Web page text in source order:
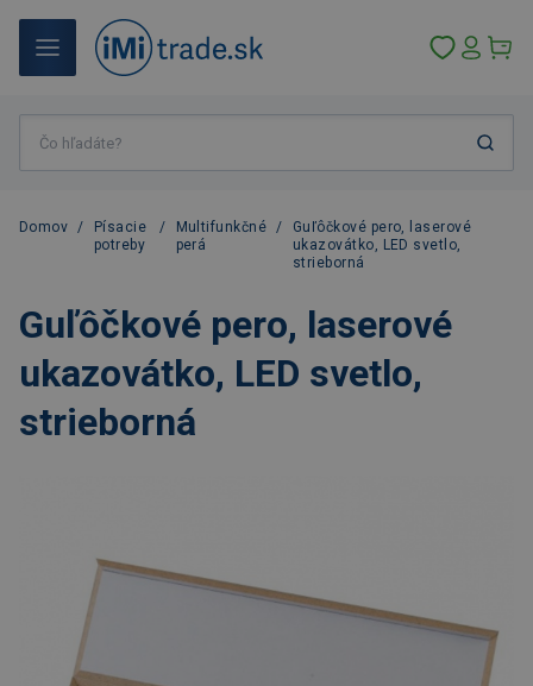
Domov /
Písacie
potreby
/
Multifunkčné
perá
/
Guľôčkové pero, laserové
ukazovátko, LED svetlo,
strieborná
Guľôčkové pero, laserové
ukazovátko, LED svetlo,
strieborná